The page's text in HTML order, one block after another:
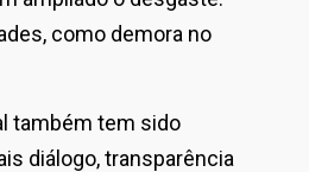
como demora no
também tem sido
diálogo, transparência